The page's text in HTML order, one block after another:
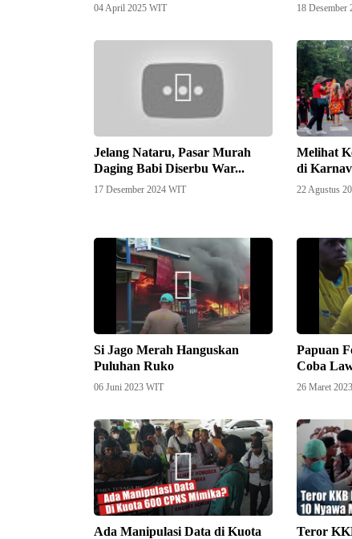
04 April 2025 WIT 18 Desember
Jelang Nataru, Pasar Murah
Daging Babi Diserbu War...
17 Desember 2024 WIT
Melihat
di
22 Agustus
Si Jago Merah Hanguskan
Puluhan Ruko
06 Juni 2023 WIT
Papuan
Coba
26 Maret
Ada Manipulasi Data di Kuota
Teror